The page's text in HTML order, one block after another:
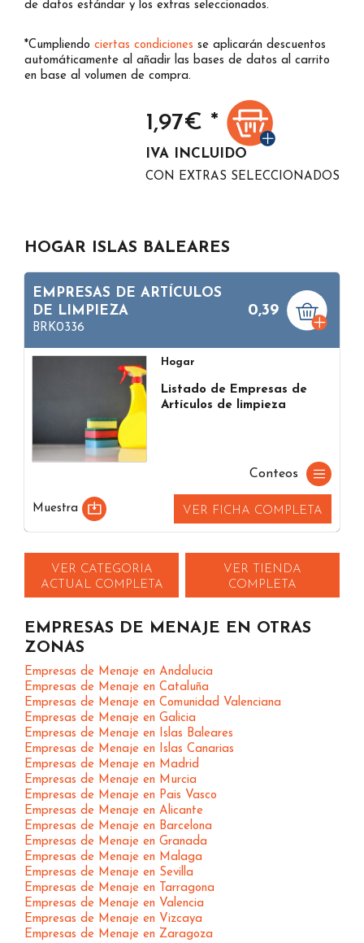
de datos estándar y los extras seleccionados.
*Cumpliendo ciertas condiciones se aplicarán descuentos
automáticamente al añadir las bases de datos al carrito
en base al volumen de compra.
1,97€ *
IVA INCLUIDO
CON EXTRAS SELECCIONADOS
HOGAR ISLAS BALEARES
EMPRESAS DE ARTÍCULOS
DE LIMPIEZA
BRK0336
0,39
Hogar
Listado de Empresas de
Artículos de limpieza
Conteos
Muestra VER FICHA COMPLETA
VER CATEGORIA
ACTUAL COMPLETA
VER TIENDA
COMPLETA
EMPRESAS DE MENAJE EN OTRAS
ZONAS
Empresas de Menaje en Andalucia
Empresas de Menaje en Cataluña
Empresas de Menaje en Comunidad Valenciana
Empresas de Menaje en Galicia
Empresas de Menaje en Islas Baleares
Empresas de Menaje en Islas Canarias
Empresas de Menaje en Madrid
Empresas de Menaje en Murcia
Empresas de Menaje en Pais Vasco
Empresas de Menaje en Alicante
Empresas de Menaje en Barcelona
Empresas de Menaje en Granada
Empresas de Menaje en Malaga
Empresas de Menaje en Sevilla
Empresas de Menaje en Tarragona
Empresas de Menaje en Valencia
Empresas de Menaje en Vizcaya
Empresas de Menaje en Zaragoza